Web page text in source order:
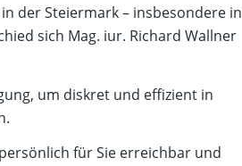
der Steiermark – insbesondere in
sich Mag. iur. Richard Wallner
um diskret und effizient in
für Sie erreichbar und